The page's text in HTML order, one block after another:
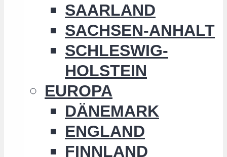
SAARLAND
SACHSEN-ANHALT
SCHLESWIG-
HOLSTEIN
EUROPA
DÄNEMARK
ENGLAND
FINNLAND